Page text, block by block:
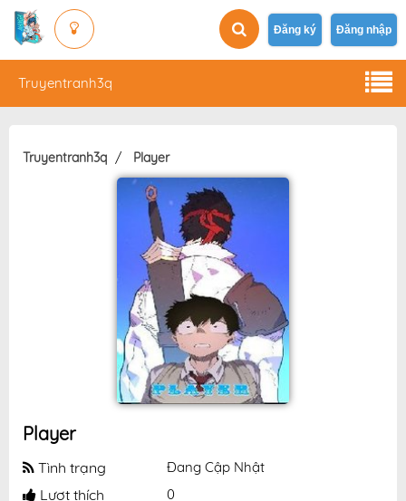
Đăng ký Đăng nhập
Truyentranh3q
Truyentranh3q Player
Player
Tình trạng Đang Cập Nhật
Lượt thích 0